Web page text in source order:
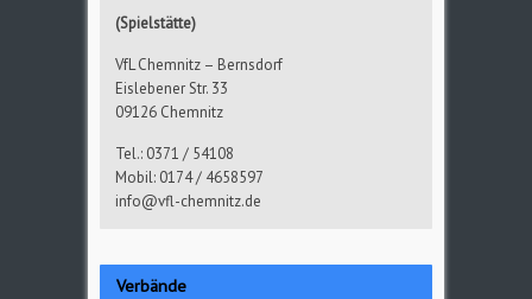
(Spielstätte)
VfL Chemnitz – Bernsdorf
Eislebener Str. 33
09126 Chemnitz
Tel.: 0371 / 54108
Mobil: 0174 / 4658597
info@vfl-chemnitz.de
Verbände